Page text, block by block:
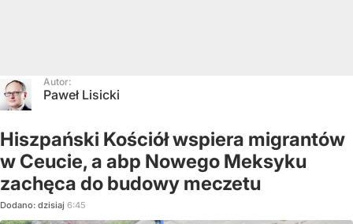
Autor:
Paweł Lisicki
Hiszpański Kościół wspiera migrantów
w Ceucie, a abp Nowego Meksyku
zachęca do budowy meczetu
Dodano: dzisiaj 6:45